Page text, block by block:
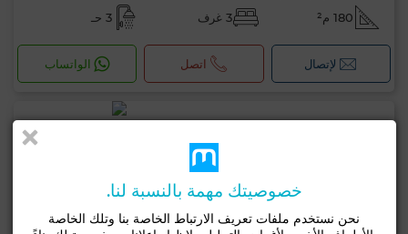
180 م² 3 غرف 3 حـ
لإتصال اتصل الواتساب
خصوصيتك مهمة بالنسبة لنا.
نحن نستخدم ملفات تعريف الارتباط الخاصة بنا وتلك الخاصة